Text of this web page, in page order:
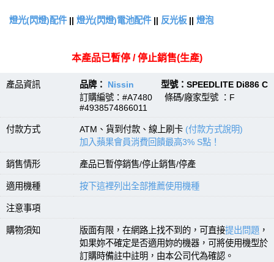
燈光(閃燈)配件|| 燈光(閃燈)電池配件|| 反光板 || 燈泡
本產品已暫停 / 停止銷售(生產)
產品資訊 品牌： Nissin 型號：SPEEDLITE Di886 C
訂購編號：#A7480 條碼/廠家型號 ：F
#4938574866011
付款方式 ATM、貨到付款、線上刷卡 (付款方式說明)
加入蘋果會員消費回饋最高3% S點！
銷售情形 產品已暫停銷售/停止銷售/停產
適用機種 按下這裡列出全部推薦使用機種
注意事項
購物須知 版面有限，在網路上找不到的，可直接提出問題 ，
如果妳不確定是否適用妳的機器，可將使用機型於
訂購時備註中註明，由本公司代為確認。